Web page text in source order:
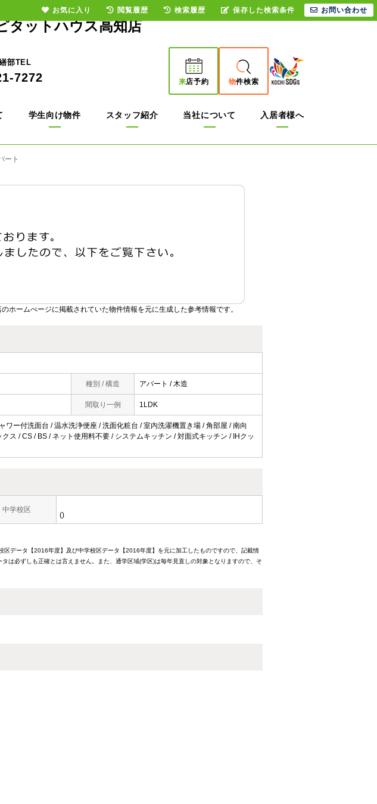
タットハウス高知店
部TEL
7272 来店予約 物件検索
学生向け物件 スタッフ紹介 当社について 入居者様へ
ート
ームぺージに掲載されていた物件情報を元に生成した参考情報です。
種別 / 構造 アパート / 木造
間取り一例 1LDK
ー付洗面台 / 温水洗浄便座 / 洗面化粧台 / 室内洗濯機置き場 / 角部屋 / 南向
ス / CS / BS / ネット使用料不要 / システムキッチン / 対面式キッチン / IHクッ
中学校区
()
データ【2016年度】及び中学校区データ【2016年度】を元に加工したものですので、記載情
は必ずしも正確とは言えません。また、通学区域(学区)は毎年見直しの対象となりますので、そ
お気に入り 閲覧履歴 検索履歴 保存した検索条件 お問い合わせ